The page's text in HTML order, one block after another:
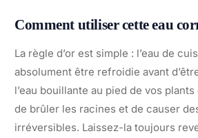
Comment utiliser cette eau
La règle d’or est simple : l’eau de
absolument être refroidie avant
l’eau bouillante au pied de vos
de brûler les racines et de causer
irréversibles. Laissez-la toujours